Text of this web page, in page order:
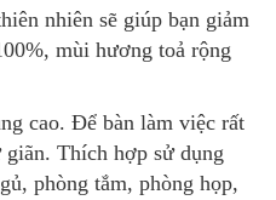
nhiên sẽ giúp bạn giảm
mùi hương toả rộng
cao. Để bàn làm việc rất
Thích hợp sử dụng
phòng tắm, phòng họp,